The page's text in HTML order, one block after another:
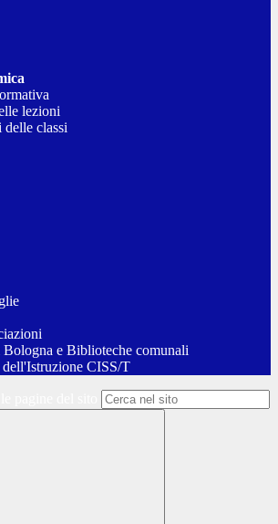
lezioni
delle classi
e Biblioteche comunali
CISS/T